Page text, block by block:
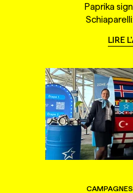
Paprika
LIRE